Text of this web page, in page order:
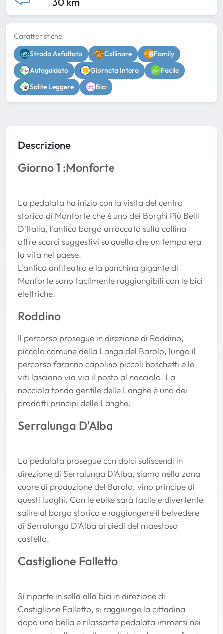
Caratteristiche
Strada Asfaltata Collinare
Family
Autoguidato
Giornata Intera
Facile
Salite Leggere
Bici
Descrizione
Giorno 1 :Monforte
La pedalata ha inizio con la visita del centro
storico di Monforte che è uno dei Borghi Più Belli
D'Italia, l'antico borgo arroccato sulla collina
offre scorci suggestivi su quella che un tempo era
la vita nel paese.
L'antico anfiteatro e la panchina gigante di
Monforte sono facilmente raggiungibili con le bici
elettriche.
Roddino
Il percorso prosegue in direzione di Roddino,
piccolo comune della Langa del Barolo, lungo il
percorso faranno capolino piccoli boschetti e le
viti lasciano via via il posto al nocciolo. La
nocciola tonda gentile delle Langhe è uno dei
prodotti principi delle Langhe.
Serralunga D'Alba
La pedalata prosegue con dolci saliscendi in
direzione di Serralunga D'Alba, siamo nella zona
cuore di produzione del Barolo, vino principe di
questi luoghi. Con le ebike sarà facile e divertente
salire al borgo storico e raggiungere il belvedere
di Serralunga D'Alba ai piedi del maestoso
castello.
Castiglione Falletto
Si riparte in sella alla bici in direzione di
Castiglione Falletto, si raggiunge la cittadina
dopo una bella e rilassante pedalata immersi nei